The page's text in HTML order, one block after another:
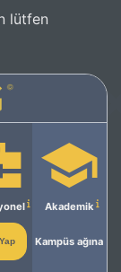
lütfen
Akademik
Kampüs ağına